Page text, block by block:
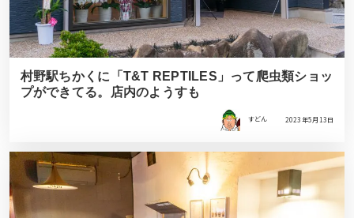
村野駅ちかくに「T&T REPTILES」って爬虫類ショッ
プができてる。店内のようすも
すどん 2023年5月13日